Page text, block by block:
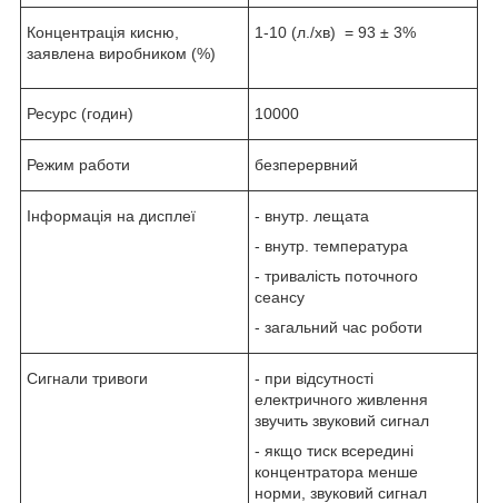
Концентрація кисню,
заявлена виробником (%)
1-10 (л./хв) = 93 ± 3%
Ресурс (годин) 10000
Режим работи безперервний
Інформація на дисплеї
- внутр. лещата
- внутр. температура
- тривалість поточного
сеансу
- загальний час роботи
Сигнали тривоги
- при відсутності
електричного живлення
звучить звуковий сигнал
- якщо тиск всередині
концентратора менше
норми, звуковий сигнал